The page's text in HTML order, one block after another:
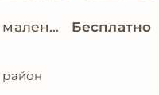
Добрі та розумні маленькі цуценята в добрі руки! Бесплатно